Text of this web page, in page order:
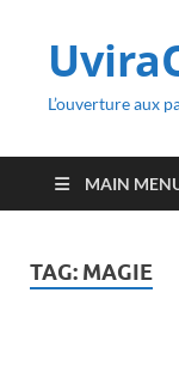
L’ouverture aux
MAIN
TAG: MAGIE